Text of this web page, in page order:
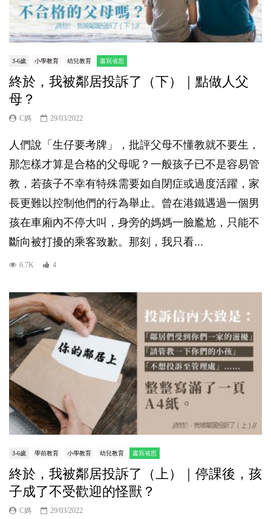
3-6歲 小學教育 幼兒教育 書寫省思
終於，我被鄰居投訴了（下）｜點做人父
母？
C媽 29/03/2022
人們說「生仔要考牌」，批評父母不懂教就不要生，
那怎樣才算是合格的父母呢？一般孩子已不是容易管
教，若孩子不幸有特殊需要如自閉症或過度活躍，家
長更難以控制他們的行為舉止。曾在港鐵遇過一個男
孩在車廂內不停大叫，身旁的媽媽一臉尷尬，只能不
斷向被打擾的乘客致歉。那刻，我只看...
6.7K 4
3-6歲 學前教育 小學教育 幼兒教育 書寫省思
終於，我被鄰居投訴了（上）｜停課後，孩
子成了不受歡迎的怪獸？
C媽 29/03/2022